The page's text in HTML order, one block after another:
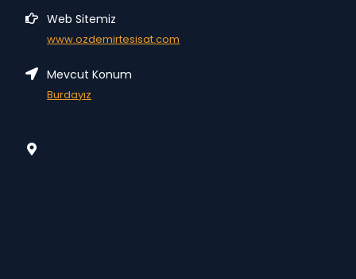
Web Sitemiz
www.ozdemirtesisat.com
Mevcut Konum
Burdayız